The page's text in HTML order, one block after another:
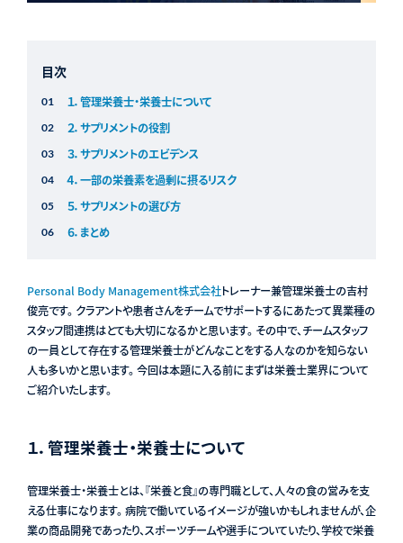
目次
１．管理栄養士・栄養士について
２．サプリメントの役割
３．サプリメントのエビデンス
４．一部の栄養素を過剰に摂るリスク
５．サプリメントの選び方
６．まとめ
Personal Body Management株式会社トレーナー兼管理栄養士の吉村
俊亮です。 クラアントや患者さんをチームでサポートするにあたって異業種の
スタッフ間連携はとても大切になるかと思います。 その中で、チームスタッフ
の一員として存在する管理栄養士がどんなことをする人なのかを知らない
人も多いかと思います。 今回は本題に入る前にまずは栄養士業界について
ご紹介いたします。
１．管理栄養士・栄養士について
管理栄養士・栄養士とは、『栄養と食』の専門職として、人々の食の営みを支
える仕事になります。 病院で働いているイメージが強いかもしれませんが、企
業の商品開発であったり、スポーツチームや選手についていたり、学校で栄養